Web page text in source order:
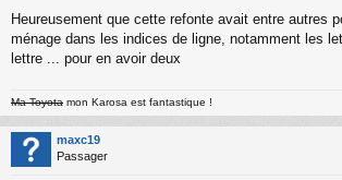
l
u
Heureusement que cette refonte avait entre autres
ménage dans les indices de ligne, notamment les
lettre ... pour en avoir deux
Ma Toyota mon Karosa est fantastique !
maxc19
Passager